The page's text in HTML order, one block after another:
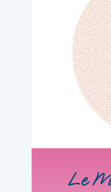
Le